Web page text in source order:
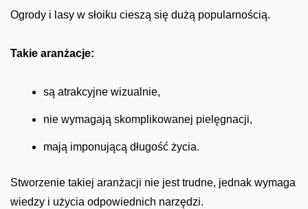
Ogrody i lasy w słoiku cieszą się dużą popularnością.
Takie aranżacje:
są atrakcyjne wizualnie,
nie wymagają skomplikowanej pielęgnacji,
mają imponującą długość życia.
Stworzenie takiej aranżacji nie jest trudne, jednak wymaga
wiedzy i użycia odpowiednich narzędzi.